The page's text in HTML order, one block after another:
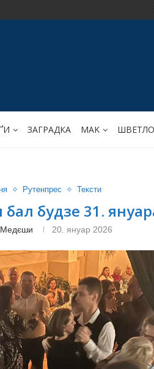
ЗАГРАДКА МАK
Рутенпрес Тексти
будзе 31.
20. януар 2026